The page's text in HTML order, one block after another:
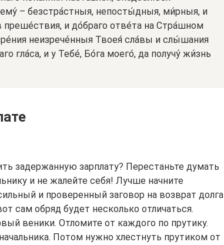
– безстра́стныя, непосты́дныя, ми́рныя, и
и до́браго отве́та на Стра́шном
неизрече́нныя Твоея́ сла́вы и слы́шания
гла́са, и у Тебе́, Бо́га моего́, да получу́ жи́знь
задержанную зарплату? Перестаньте думать
и не жалейте себя! Лучше начните
и проверенный заговор на возврат долга
сам обряд будет несколько отличаться.
веники. Отломите от каждого по прутику.
Потом нужно хлестнуть прутиком от